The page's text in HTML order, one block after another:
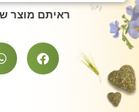
ראיתם מוצר